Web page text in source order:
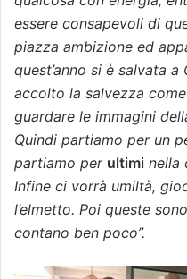
essere consapevoli di
piazza ambizione ed
quest’anno si è salvata
accolto la salvezza
guardare le immagini
Quindi partiamo per un
partiamo per ultimi nella
Infine ci vorrà umiltà,
l’elmetto. Poi queste
contano ben poco”.